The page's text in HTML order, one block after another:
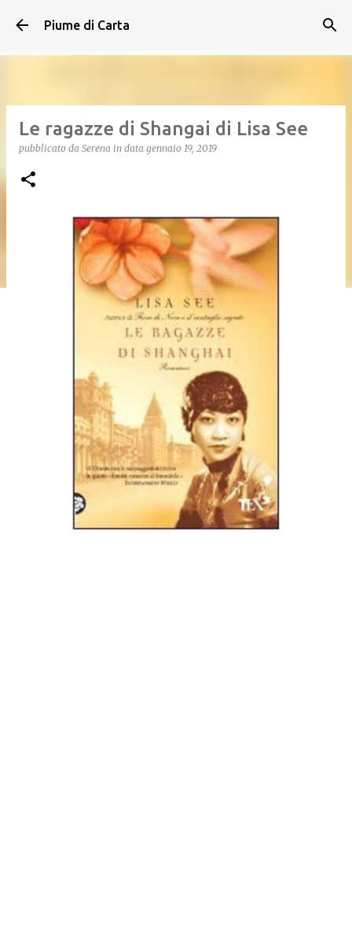
Passa ai contenuti principali
Piume di Carta
Le ragazze di Shangai di Lisa See
pubblicato da Serena in data gennaio 19, 2019